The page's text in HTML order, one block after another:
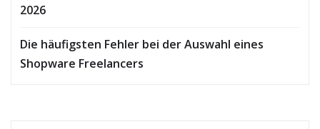
2026
Die häufigsten Fehler bei der Auswahl eines
Shopware Freelancers